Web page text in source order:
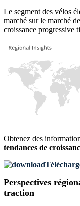
Le segment des vélos
marché sur le marché
croissance progressive
Obtenez des
tendances de
Perspectives
traction